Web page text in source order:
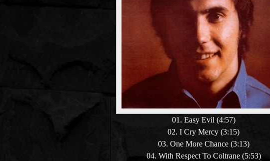
01. Easy Evil (4:57)
02. I Cry Mercy (3:15)
03. One More Chance (3:13)
04. With Respect To Coltrane (5:53)